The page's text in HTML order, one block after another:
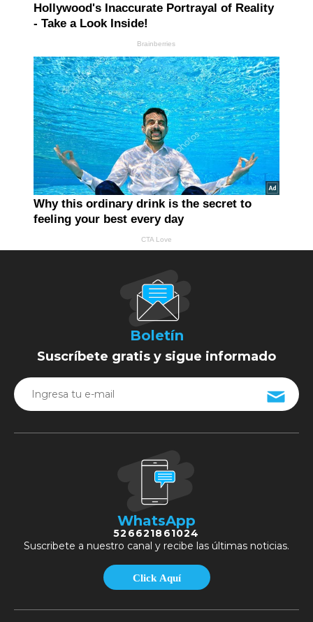
Boletín
Suscríbete gratis y sigue informado
WhatsApp
526621861024
Suscribete a nuestro canal y recibe las últimas noticias.
Click Aquí